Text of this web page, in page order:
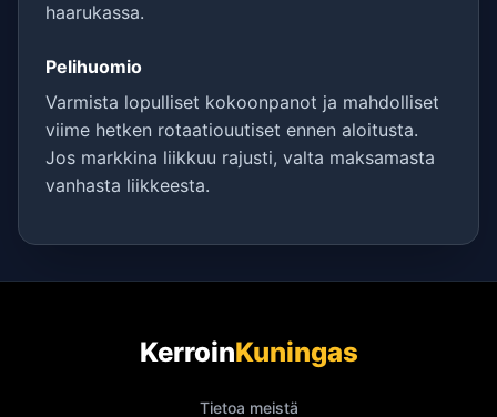
haarukassa.
Pelihuomio
Varmista lopulliset kokoonpanot ja mahdolliset
viime hetken rotaatiouutiset ennen aloitusta.
Jos markkina liikkuu rajusti, valta maksamasta
vanhasta liikkeesta.
KerroinKuningas
Tietoa meistä